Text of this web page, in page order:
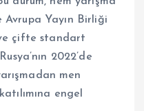
Yayın Birliği
çifte standart
2022’de
men
engel